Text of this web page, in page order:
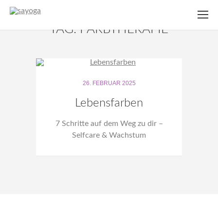
TAG: FARBTHERAPIE
26. FEBRUAR 2025
Lebensfarben
7 Schritte auf dem Weg zu dir –
Selfcare & Wachstum